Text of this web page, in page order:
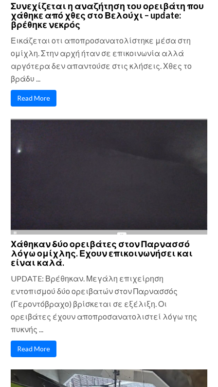
Συνεχίζεται η αναζήτηση του ορειβάτη που
χάθηκε από χθες στο Βελούχι – update:
βρέθηκε νεκρός
Εικάζεται οτι αποπροσανατολίστηκε μέσα στη
ομίχλη. Στην αρχή ήταν σε επικοινωνία αλλά
αργότερα δεν απαντούσε στις κλήσεις. Χθες το
βράδυ ...
Read More
Χάθηκαν δύο ορειβάτες στον Παρνασσό
λόγω ομίχλης. Εχουν επικοινωνήσει και
είναι καλά.
UPDATE: Βρέθηκαν. Μεγάλη επιχείρηση
εντοπισμού δύο ορειβατών στον Παρνασσός
(Γεροντόβραχο) βρίσκεται σε εξέλιξη. Οι
ορειβάτες έχουν αποπροσανατολιστεί λόγω της
πυκνής ...
Read More